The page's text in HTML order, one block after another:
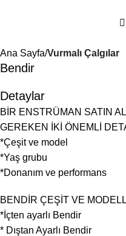
Ana Sayfa Vurmalı Çalgılar
Bendir
Detaylar
BİR ENSTRÜMAN SATIN
GEREKEN İKİ ÖNEMLİ
*Çeşit ve model
*Yaş grubu
*Donanım ve performans
BENDİR ÇEŞİT VE
*İçten ayarlı Bendir
* Dıştan Ayarlı Bendir